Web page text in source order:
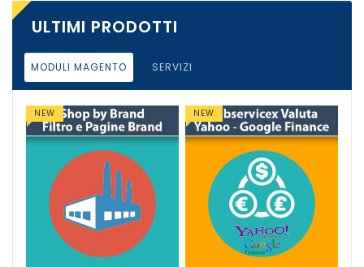
ULTIMI PRODOTTI
MODULI MAGENTO SERVIZI
NEW NEW